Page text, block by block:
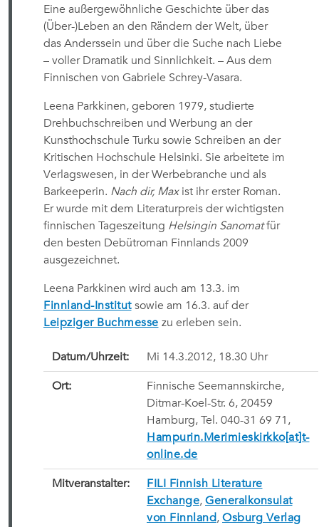
Eine außergewöhnliche Geschichte über das
(Über-)Leben an den Rändern der Welt, über
das Anderssein und über die Suche nach Liebe
– voller Dramatik und Sinnlichkeit. – Aus dem
Finnischen von Gabriele Schrey-Vasara.
Leena Parkkinen, geboren 1979, studierte
Drehbuchschreiben und Werbung an der
Kunsthochschule Turku sowie Schreiben an der
Kritischen Hochschule Helsinki. Sie arbeitete im
Verlagswesen, in der Werbebranche und als
Barkeeperin. Nach dir, Maxist ihr erster Roman.
Er wurde mit dem Literaturpreis der wichtigsten
finnischen Tageszeitung Helsingin Sanomatfür
den besten Debütroman Finnlands 2009
ausgezeichnet.
Leena Parkkinen wird auch am 13.3. im
Finnland-Institutsowie am 16.3. auf der
Leipziger Buchmesse zu erleben sein.
Datum/Uhrzeit: Mi 14.3.2012, 18.30 Uhr
Ort:
Finnische Seemannskirche,
Ditmar-Koel-Str. 6, 20459
Hamburg, Tel. 040-31 69 71,
Hampurin.Merimieskirkko[at]t-
online.de
Mitveranstalter:
FILI Finnish Literature
Exchange, Generalkonsulat
von Finnland, Osburg Verlag